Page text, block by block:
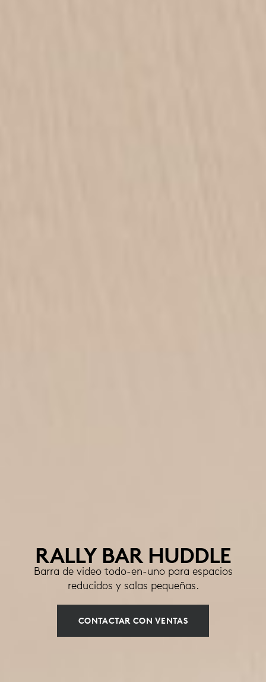
RALLY BAR HUDDLE
Barra de video todo-en-uno para espacios
reducidos y salas pequeñas.
CONTACTAR CON VENTAS